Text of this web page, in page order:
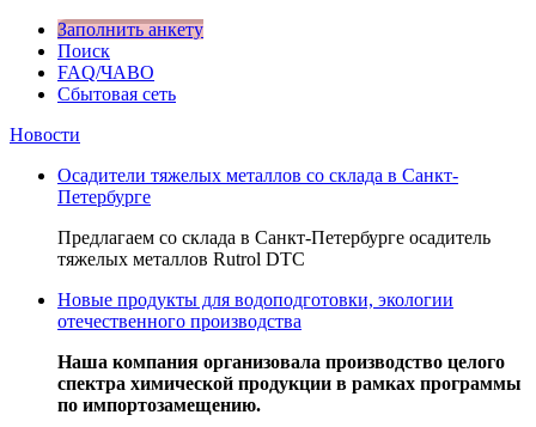
Заполнить анкету
Поиск
FAQ/ЧАВО
Сбытовая сеть
Новости
Осадители тяжелых металлов со склада в Санкт-
Петербурге
Предлагаем со склада в Санкт-Петербурге осадитель
тяжелых металлов Rutrol DTC
Новые продукты для водоподготовки, экологии
отечественного производства
Наша компания организовала производство целого
спектра химической продукции в рамках программы
по импортозамещению.